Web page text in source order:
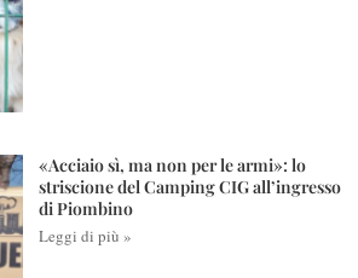
«Acciaio sì, ma non per le armi»: lo
striscione del Camping CIG all’ingresso
di Piombino
Leggi di più »